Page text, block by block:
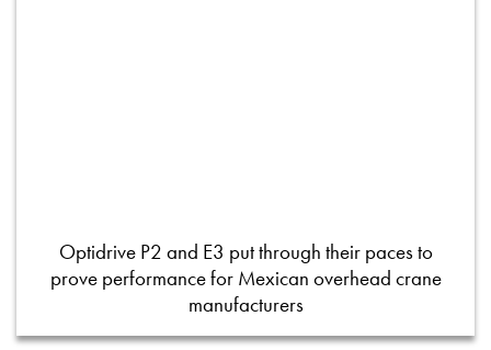
Optidrive P2 and E3 put through their paces to
prove performance for Mexican overhead crane
manufacturers